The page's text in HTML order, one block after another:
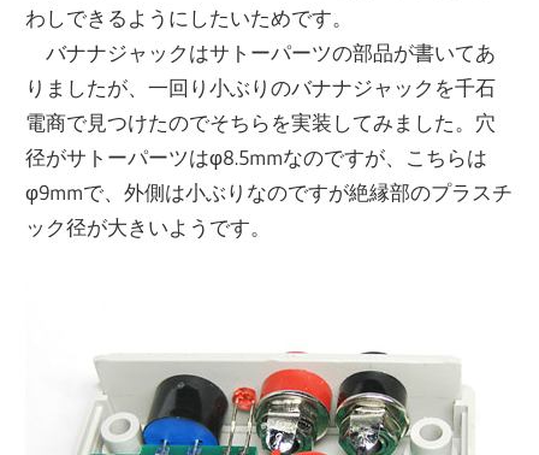
わしできるようにしたいためです。
バナナジャックはサトーパーツの部品が書いてあ
りましたが、一回り小ぶりのバナナジャックを千石
電商で見つけたのでそちらを実装してみました。穴
径がサトーパーツはφ8.5mmなのですが、こちらは
φ9mmで、外側は小ぶりなのですが絶縁部のプラスチ
ック径が大きいようです。